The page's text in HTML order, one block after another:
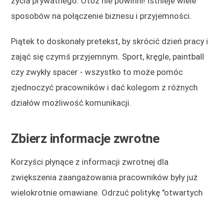
sposobów na połączenie biznesu i przyjemności.
Piątek to doskonały pretekst, by skrócić dzień pracy i
zająć się czymś przyjemnym. Sport, kręgle, paintball
czy zwykły spacer - wszystko to może pomóc
zjednoczyć pracowników i dać kolegom z różnych
działów możliwość komunikacji.
Zbierz informacje zwrotne
Korzyści płynące z informacji zwrotnej dla
zwiększenia zaangażowania pracowników były już
wielokrotnie omawiane. Odrzuć politykę "otwartych